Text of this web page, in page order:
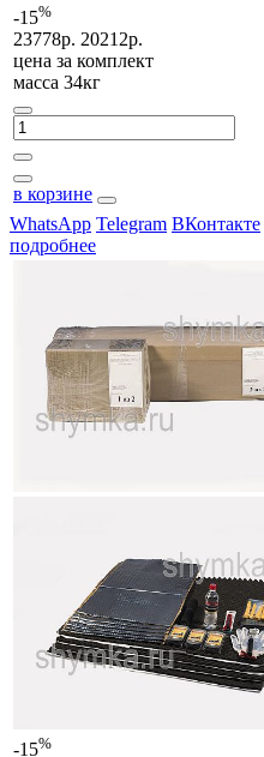
-15%
23778р. 20212р.
цена за комплект
масса 34кг
в корзине
WhatsApp Telegram ВКонтакте
подробнее
-15%